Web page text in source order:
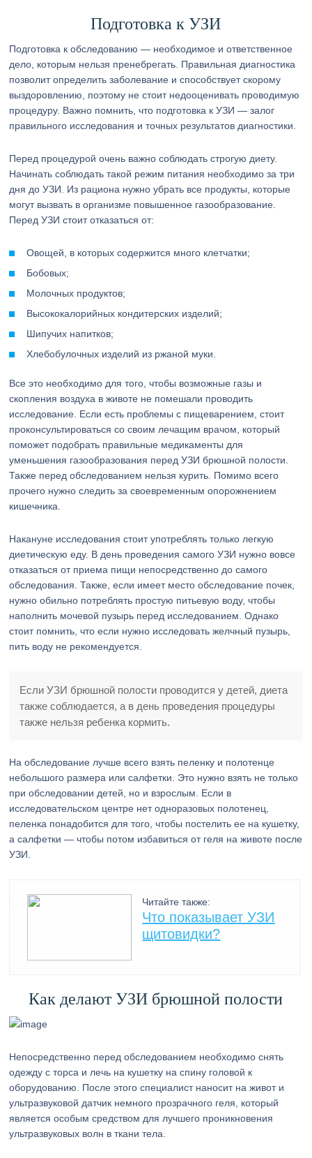
Подготовка к УЗИ
Подготовка к обследованию — необходимое и ответственное
дело, которым нельзя пренебрегать. Правильная диагностика
позволит определить заболевание и способствует скорому
выздоровлению, поэтому не стоит недооценивать проводимую
процедуру. Важно помнить, что подготовка к УЗИ — залог
правильного исследования и точных результатов диагностики.
Перед процедурой очень важно соблюдать строгую диету.
Начинать соблюдать такой режим питания необходимо за три
дня до УЗИ. Из рациона нужно убрать все продукты, которые
могут вызвать в организме повышенное газообразование.
Перед УЗИ стоит отказаться от:
Овощей, в которых содержится много клетчатки;
Бобовых;
Молочных продуктов;
Высококалорийных кондитерских изделий;
Шипучих напитков;
Хлебобулочных изделий из ржаной муки.
Все это необходимо для того, чтобы возможные газы и
скопления воздуха в животе не помешали проводить
исследование. Если есть проблемы с пищеварением, стоит
проконсультироваться со своим лечащим врачом, который
поможет подобрать правильные медикаменты для
уменьшения газообразования перед УЗИ брюшной полости.
Также перед обследованием нельзя курить. Помимо всего
прочего нужно следить за своевременным опорожнением
кишечника.
Накануне исследования стоит употреблять только легкую
диетическую еду. В день проведения самого УЗИ нужно вовсе
отказаться от приема пищи непосредственно до самого
обследования. Также, если имеет место обследование почек,
нужно обильно потреблять простую питьевую воду, чтобы
наполнить мочевой пузырь перед исследованием. Однако
стоит помнить, что если нужно исследовать желчный пузырь,
пить воду не рекомендуется.
Если УЗИ брюшной полости проводится у детей, диета
также соблюдается, а в день проведения процедуры
также нельзя ребенка кормить.
На обследование лучше всего взять пеленку и полотенце
небольшого размера или салфетки. Это нужно взять не только
при обследовании детей, но и взрослым. Если в
исследовательском центре нет одноразовых полотенец,
пеленка понадобится для того, чтобы постелить ее на кушетку,
а салфетки — чтобы потом избавиться от геля на животе после
УЗИ.
Читайте также:
Что показывает УЗИ
щитовидки?
Как делают УЗИ брюшной полости
Непосредственно перед обследованием необходимо снять
одежду с торса и лечь на кушетку на спину головой к
оборудованию. После этого специалист наносит на живот и
ультразвуковой датчик немного прозрачного геля, который
является особым средством для лучшего проникновения
ультразвуковых волн в ткани тела.